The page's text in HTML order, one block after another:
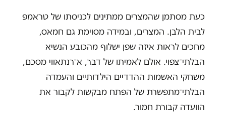
כעת מסתמן שהמצרים ממתינים לכניסתו של טראמפ
לבית הלבן. המצרים, ובמידה מסוימת גם חמאס,
מחכים לראות איזה שפן ישלוף מהכובע הנשיא
הבלתי־צפוי. אולם לאמיתו של דבר, א־רנתאווי מסכם,
משחקי האשמות ההדדיים הילדותיים והעמדה
הבלתי־מתפשרת של הפתח מבקשות לקבור את
הוועדה קבורת חמור.